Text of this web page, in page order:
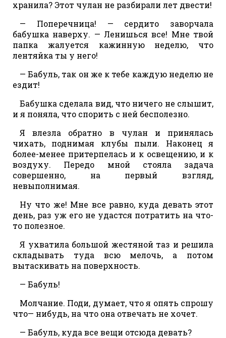
хранила? Этот чулан не разбирали лет двести!
— Поперечница! — сердито заворчала
бабушка наверху. — Ленишься все! Мне твой
папка жалуется кажинную неделю, что
лентяйка ты у него!
— Бабуль, так он же к тебе каждую неделю не
ездит!
Бабушка сделала вид, что ничего не слышит,
и я поняла, что спорить с ней бесполезно.
Я влезла обратно в чулан и принялась
чихать, поднимая клубы пыли. Наконец я
более-менее притерпелась и к освещению, и к
воздуху. Передо мной стояла задача
совершенно, на первый взгляд,
невыполнимая.
Ну что же! Мне все равно, куда девать этот
день, раз уж его не удастся потратить на что-
то полезное.
Я ухватила большой жестяной таз и решила
складывать туда всю мелочь, а потом
вытаскивать на поверхность.
— Бабуль!
Молчание. Поди, думает, что я опять спрошу
что— нибудь, на что она отвечать не хочет.
— Бабуль, куда все вещи отсюда девать?